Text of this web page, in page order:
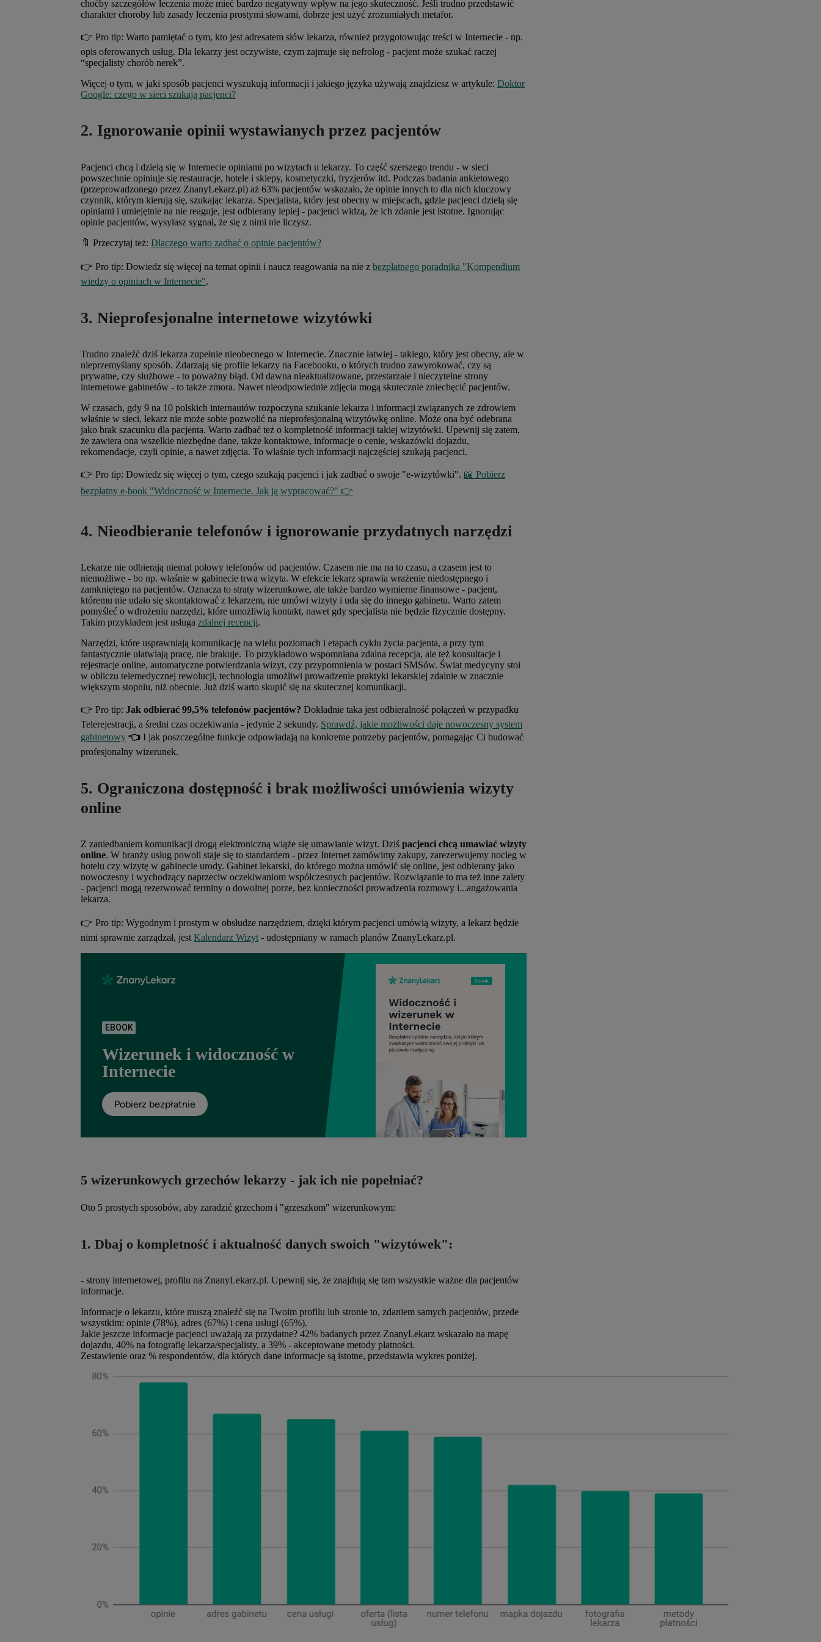
choćby szczegółów leczenia może mieć bardzo negatywny wpływ na jego skuteczność. Jeśli trudno przedstawić
charakter choroby lub zasady leczenia prostymi słowami, dobrze jest użyć zrozumiałych metafor.
👉 Pro tip: Warto pamiętać o tym, kto jest adresatem słów lekarza, również przygotowując treści w Internecie - np.
opis oferowanych usług. Dla lekarzy jest oczywiste, czym zajmuje się nefrolog - pacjent może szukać raczej
“specjalisty chorób nerek”.
Więcej o tym, w jaki sposób pacjenci wyszukują informacji i jakiego języka używają znajdziesz w artykule: Doktor
Google: czego w sieci szukają pacjenci?
2. Ignorowanie opinii wystawianych przez pacjentów
Pacjenci chcą i dzielą się w Internecie opiniami po wizytach u lekarzy. To część szerszego trendu - w sieci
powszechnie opiniuje się restauracje, hotele i sklepy, kosmetyczki, fryzjerów itd. Podczas badania ankietowego
(przeprowadzonego przez ZnanyLekarz.pl) aż 63% pacjentów wskazało, że opinie innych to dla nich kluczowy
czynnik, którym kierują się, szukając lekarza. Specjalista, który jest obecny w miejscach, gdzie pacjenci dzielą się
opiniami i umiejętnie na nie reaguje, jest odbierany lepiej - pacjenci widzą, że ich zdanie jest istotne. Ignorując
opinie pacjentów, wysyłasz sygnał, że się z nimi nie liczysz.
🔖 Przeczytaj też: Dlaczego warto zadbać o opinie pacjentów?
👉 Pro tip: Dowiedz się więcej na temat opinii i naucz reagowania na nie z bezpłatnego poradnika "Kompendium
wiedzy o opiniach w Internecie".
3. Nieprofesjonalne internetowe wizytówki
Trudno znaleźć dziś lekarza zupełnie nieobecnego w Internecie. Znacznie łatwiej - takiego, który jest obecny, ale w
nieprzemyślany sposób. Zdarzają się profile lekarzy na Facebooku, o których trudno zawyrokować, czy są
prywatne, czy służbowe - to poważny błąd. Od dawna nieaktualizowane, przestarzałe i nieczytelne strony
internetowe gabinetów - to także zmora. Nawet nieodpowiednie zdjęcia mogą skutecznie zniechęcić pacjentów.
W czasach, gdy 9 na 10 polskich internautów rozpoczyna szukanie lekarza i informacji związanych ze zdrowiem
właśnie w sieci, lekarz nie może sobie pozwolić na nieprofesjonalną wizytówkę online. Może ona być odebrana
jako brak szacunku dla pacjenta. Warto zadbać też o kompletność informacji takiej wizytówki. Upewnij się zatem,
że zawiera ona wszelkie niezbędne dane, także kontaktowe, informacje o cenie, wskazówki dojazdu,
rekomendacje, czyli opinie, a nawet zdjęcia. To właśnie tych informacji najczęściej szukają pacjenci.
👉 Pro tip: Dowiedz się więcej o tym, czego szukają pacjenci i jak zadbać o swoje "e-wizytówki". 📖 Pobierz
bezpłatny e-book "Widoczność w Internecie. Jak ją wypracować?" 👉
4. Nieodbieranie telefonów i ignorowanie przydatnych narzędzi
Lekarze nie odbierają niemal połowy telefonów od pacjentów. Czasem nie ma na to czasu, a czasem jest to
niemożliwe - bo np. właśnie w gabinecie trwa wizyta. W efekcie lekarz sprawia wrażenie niedostępnego i
zamkniętego na pacjentów. Oznacza to straty wizerunkowe, ale także bardzo wymierne finansowe - pacjent,
któremu nie udało się skontaktować z lekarzem, nie umówi wizyty i uda się do innego gabinetu. Warto zatem
pomyśleć o wdrożeniu narzędzi, które umożliwią kontakt, nawet gdy specjalista nie będzie fizycznie dostępny.
Takim przykładem jest usługa zdalnej recepcji.
Narzędzi, które usprawniają komunikację na wielu poziomach i etapach cyklu życia pacjenta, a przy tym
fantastycznie ułatwiają pracę, nie brakuje. To przykładowo wspomniana zdalna recepcja, ale też konsultacje i
rejestracje online, automatyczne potwierdzania wizyt, czy przypomnienia w postaci SMSów. Świat medycyny stoi
w obliczu telemedycznej rewolucji, technologia umożliwi prowadzenie praktyki lekarskiej zdalnie w znacznie
większym stopniu, niż obecnie. Już dziś warto skupić się na skutecznej komunikacji.
👉 Pro tip: Jak odbierać 99,5% telefonów pacjentów? Dokładnie taka jest odbieralność połączeń w przypadku
Telerejestracji, a średni czas oczekiwania - jedynie 2 sekundy. Sprawdź, jakie możliwości daje nowoczesny system
gabinetowy 👈 I jak poszczególne funkcje odpowiadają na konkretne potrzeby pacjentów, pomagając Ci budować
profesjonalny wizerunek.
5. Ograniczona dostępność i brak możliwości umówienia wizyty
online
Z zaniedbaniem komunikacji drogą elektroniczną wiąże się umawianie wizyt. Dziś pacjenci chcą umawiać wizyty
online. W branży usług powoli staje się to standardem - przez Internet zamówimy zakupy, zarezerwujemy nocleg w
hotelu czy wizytę w gabinecie urody. Gabinet lekarski, do którego można umówić się online, jest odbierany jako
nowoczesny i wychodzący naprzeciw oczekiwaniom współczesnych pacjentów. Rozwiązanie to ma też inne zalety
- pacjenci mogą rezerwować terminy o dowolnej porze, bez konieczności prowadzenia rozmowy i...angażowania
lekarza.
👉 Pro tip: Wygodnym i prostym w obsłudze narzędziem, dzięki którym pacjenci umówią wizyty, a lekarz będzie
nimi sprawnie zarządzał, jestKalendarz Wizyt- udostępniany w ramach planów ZnanyLekarz.pl.
EBOOK
Wizerunek i widoczność w
Internecie
Pobierz bezpłatnie
5 wizerunkowych grzechów lekarzy - jak ich nie popełniać?
Oto 5 prostych sposobów, aby zaradzić grzechom i "grzeszkom" wizerunkowym:
1. Dbaj o kompletność i aktualność danych swoich "wizytówek":
- strony internetowej, profilu na ZnanyLekarz.pl. Upewnij się, że znajdują się tam wszystkie ważne dla pacjentów
informacje.
Informacje o lekarzu, które muszą znaleźć się na Twoim profilu lub stronie to, zdaniem samych pacjentów, przede
wszystkim: opinie (78%), adres (67%) i cena usługi (65%).
Jakie jeszcze informacje pacjenci uważają za przydatne? 42% badanych przez ZnanyLekarz wskazało na mapę
dojazdu, 40% na fotografię lekarza/specjalisty, a 39% - akceptowane metody płatności.
Zestawienie oraz % respondentów, dla których dane informacje są istotne, przedstawia wykres poniżej.